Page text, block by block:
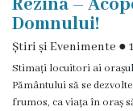
de
specialitate
Activitatea
Rezina –
Domnului!
Știri și Evenimente ●
Stimați locuitori ai
Pământului să se
frumos, ca viața în oraș